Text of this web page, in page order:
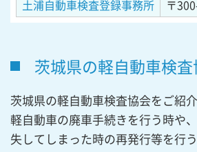
土浦自動車検査登録事務所
〒
茨城県の軽自動車検
茨城県の軽自動車検査協会をご紹
軽自動車の廃車手続きを行う時や
失してしまった時の再発行等を行